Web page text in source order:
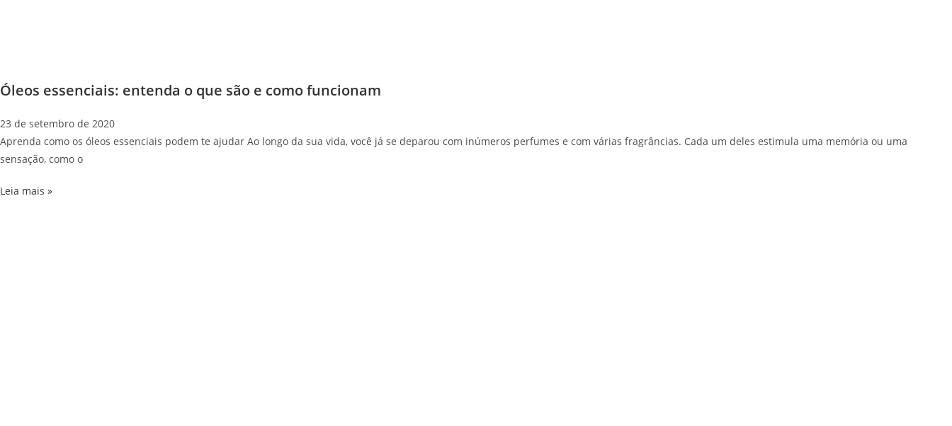
Óleos essenciais: entenda o que são e como funcionam
23 de setembro de 2020
Aprenda como os óleos essenciais podem te ajudar Ao longo da sua vida, você já se deparou com inúmeros perfumes e com várias fragrâncias. Cada um deles estimula uma memória ou uma
sensação, como o
Leia mais »